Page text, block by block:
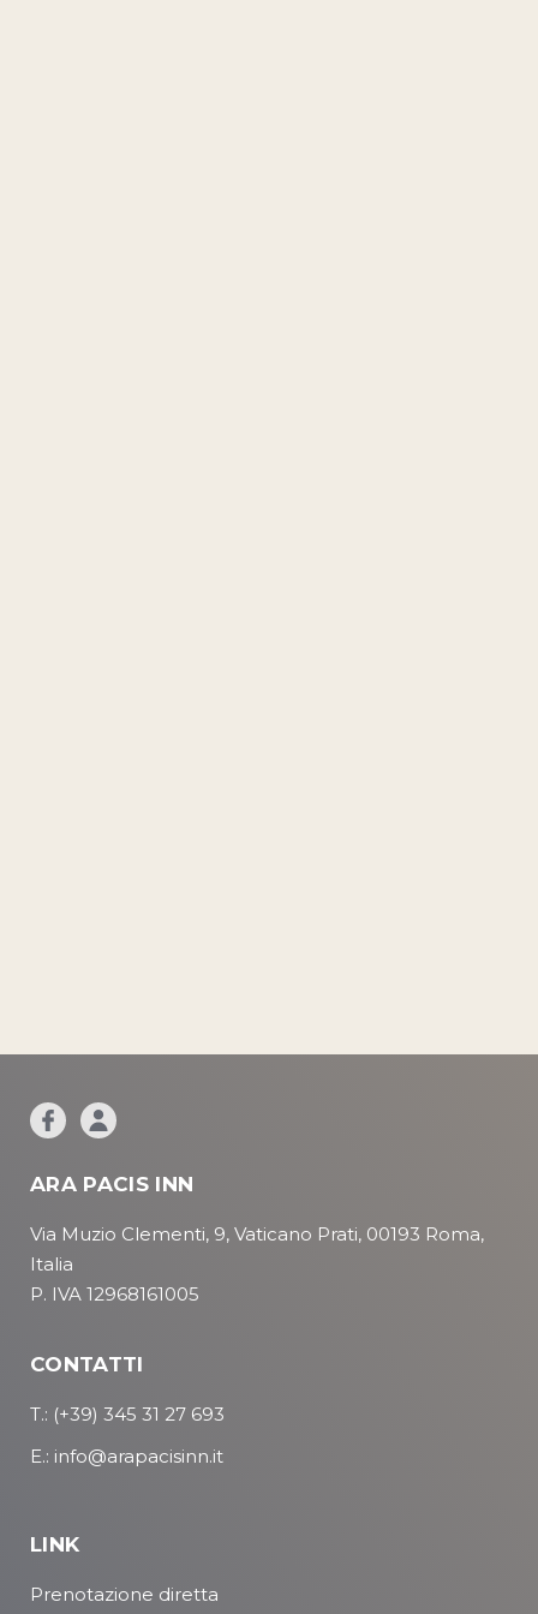
ARA PACIS INN
Via Muzio Clementi, 9, Vaticano Prati, 00193 Roma,
Italia
P. IVA 12968161005
CONTATTI
T.: (+39) 345 31 27 693
E.: info@arapacisinn.it
LINK
Prenotazione diretta